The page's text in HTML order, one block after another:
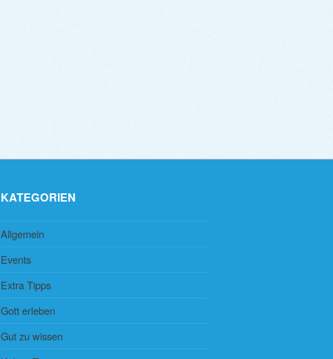
KATEGORIEN
Allgemein
Events
Extra Tipps
Gott erleben
Gut zu wissen